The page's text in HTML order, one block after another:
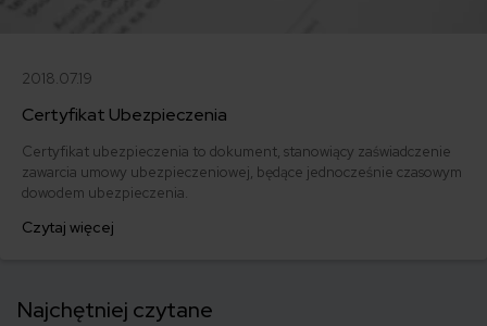
2018.07.19
Certyfikat Ubezpieczenia
Certyfikat ubezpieczenia to dokument, stanowiący zaświadczenie
zawarcia umowy ubezpieczeniowej, będące jednocześnie czasowym
dowodem ubezpieczenia.
Czytaj więcej
Najchętniej czytane